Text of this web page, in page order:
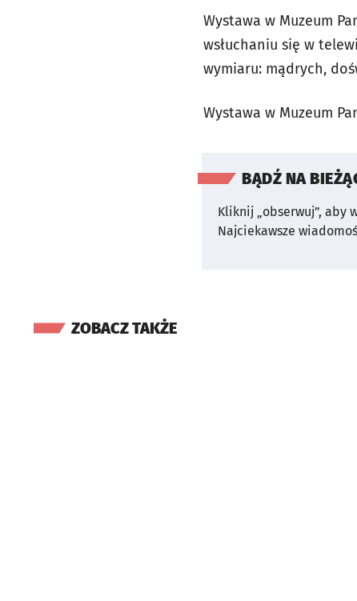
Wystawa w Muzeum
wsłuchaniu się w
wymiaru: mądrych,
Wystawa w Muzeum
BĄDŹ NA
Kliknij „obserwuj”, aby
Najciekawsze
ZOBACZ TAKŻE